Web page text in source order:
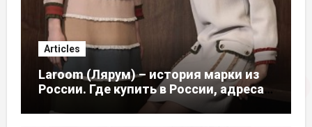
Articles
Laroom (Лярум) – история марки из
России. Где купить в России, адреса